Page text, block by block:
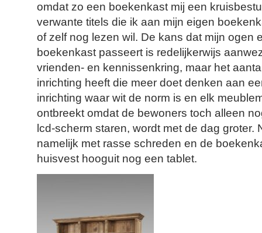
omdat zo een boekenkast mij een
verwante titels die ik aan mijn eigen
of zelf nog lezen wil. De kans dat mijn ogen
boekenkast passeert is redelijkerwijs
vrienden- en kennissenkring, maar het
inrichting heeft die meer doet denken aan
inrichting waar wit de norm is en elk
ontbreekt omdat de bewoners toch alleen
lcd-scherm staren, wordt met de dag groter.
namelijk met rasse schreden en de
huisvest hooguit nog een tablet.